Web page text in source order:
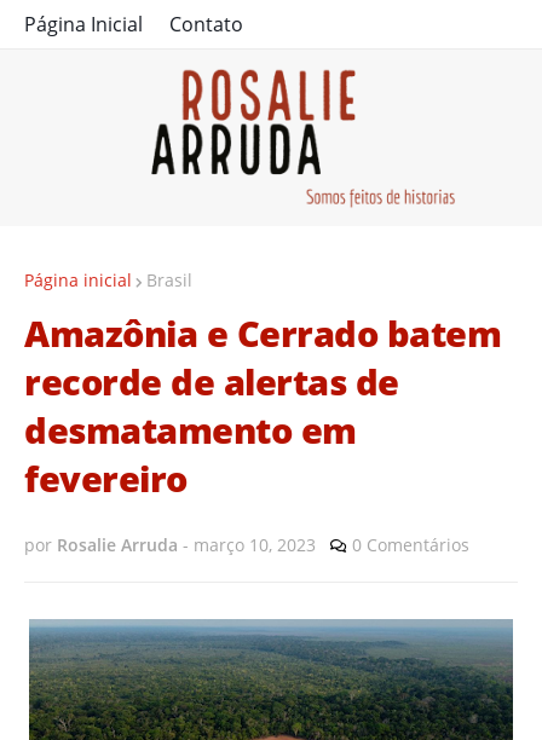
Página Inicial Contato
Página inicial Brasil
Amazônia e Cerrado batem
recorde de alertas de
desmatamento em
fevereiro
por Rosalie Arruda - março 10, 2023 0 Comentários